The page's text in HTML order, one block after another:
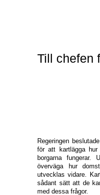
Till chefen
Regeringen
för att kartlägga hur
borgarna fungerar.
överväga hur
utvecklas vidare.
sådant sätt att de
med dessa frågor.